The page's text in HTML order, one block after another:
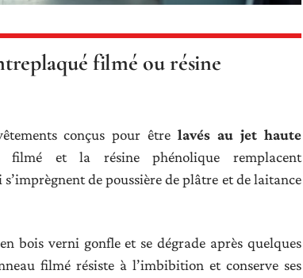
filmé ou résine
conçus pour êtrelavés au jet haute
filmé et la résine phénolique remplacent
de poussière de plâtre et de laitance
bois verni gonfle et se dégrade après quelques
filmé résiste à l’imbibition et conserve ses